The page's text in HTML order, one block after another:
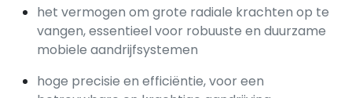
het vermogen om grote radiale krachten op te
vangen, essentieel voor robuuste en duurzame
mobiele aandrijfsystemen
hoge precisie en efficiëntie, voor een